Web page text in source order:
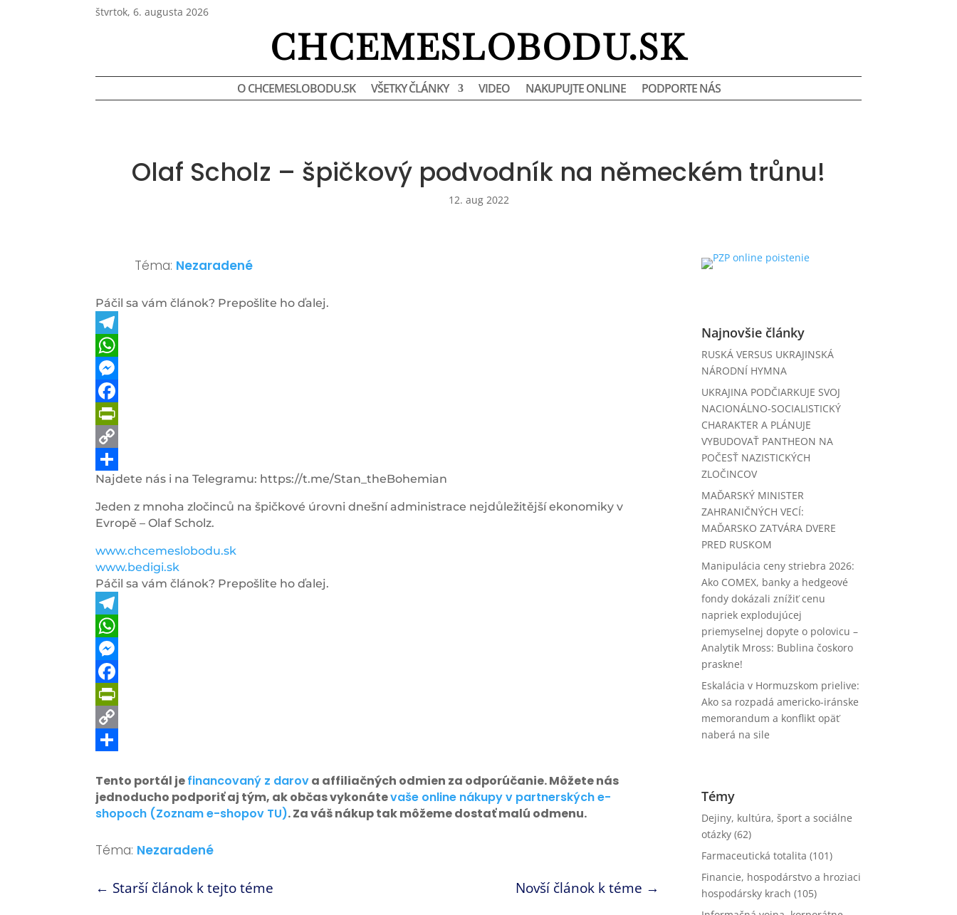
štvrtok, 6. augusta 2026
CHCEMESLOBODU.SK
O CHCEMESLOBODU.SK VŠETKY ČLÁNKY VIDEO NAKUPUJTE ONLINE PODPORTE NÁS
Olaf Scholz – špičkový podvodník na německém trůnu!
12. aug 2022
Téma: Nezaradené
Páčil sa vám článok? Prepošlite ho ďalej.
Telegram
WhatsApp
Messenger
Facebook
PrintFriendly
Copy
Link
Share
Najdete nás i na Telegramu: https://t.me/Stan_theBohemian
Jeden z mnoha zločinců na špičkové úrovni dnešní administrace nejdůležitější ekonomiky v
Evropě – Olaf Scholz.
www.chcemeslobodu.sk
www.bedigi.sk
Páčil sa vám článok? Prepošlite ho ďalej.
Telegram
WhatsApp
Messenger
Facebook
PrintFriendly
Copy
Tento portál jefinancovaný z darova affiliačných odmien za odporúčanie. Môžete nás
jednoducho podporiť aj tým, ak občas vykonátevaše online nákupy v partnerských e-
shopoch (Zoznam e-shopov TU). Za váš nákup tak môžeme dostať malú odmenu.
Téma: Nezaradené
← Starší článok k tejto téme Novší článok k téme →
Najnovšie články
RUSKÁ VERSUS UKRAJINSKÁ
NÁRODNÍ HYMNA
UKRAJINA PODČIARKUJE SVOJ
NACIONÁLNO-SOCIALISTICKÝ
CHARAKTER A PLÁNUJE
VYBUDOVAŤ PANTHEON NA
POČESŤ NAZISTICKÝCH
ZLOČINCOV
MAĎARSKÝ MINISTER
ZAHRANIČNÝCH VECÍ:
MAĎARSKO ZATVÁRA DVERE
PRED RUSKOM
Manipulácia ceny striebra 2026:
Ako COMEX, banky a hedgeové
fondy dokázali znížiť cenu
napriek explodujúcej
priemyselnej dopyte o polovicu –
Analytik Mross: Bublina čoskoro
praskne!
Eskalácia v Hormuzskom prielive:
Ako sa rozpadá americko-iránske
memorandum a konflikt opäť
naberá na sile
Témy
Dejiny, kultúra, šport a sociálne
otázky (62)
Farmaceutická totalita (101)
Financie, hospodárstvo a hroziaci
hospodársky krach (105)